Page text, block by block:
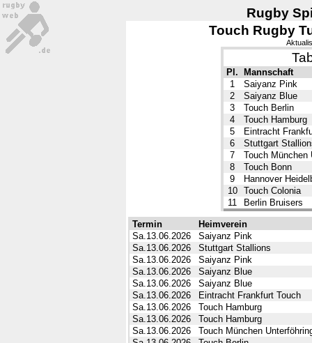
Rugby
Touch Rugby
Pl.
Mannschaft
1
Saiyanz Pink
2
Saiyanz Blue
3
Touch Berlin
4
Touch Hamburg
5
Eintracht
6
Stuttgart
7
Touch München
8
Touch Bonn
9
Hannover
10
Touch Colonia
11
Berlin Bruisers
Termin
Heimverein
Sa.13.06.2026
Saiyanz Pink
Sa.13.06.2026
Stuttgart Stallions
Sa.13.06.2026
Saiyanz Pink
Sa.13.06.2026
Saiyanz Blue
Sa.13.06.2026
Saiyanz Blue
Sa.13.06.2026
Eintracht Frankfurt Touch
Sa.13.06.2026
Touch Hamburg
Sa.13.06.2026
Touch Hamburg
Sa.13.06.2026
Touch München